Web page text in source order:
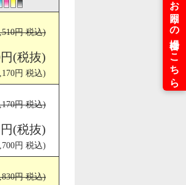
円 税込)
(税抜)
円 税込)
円 税込)
(税抜)
円 税込)
円 税込)